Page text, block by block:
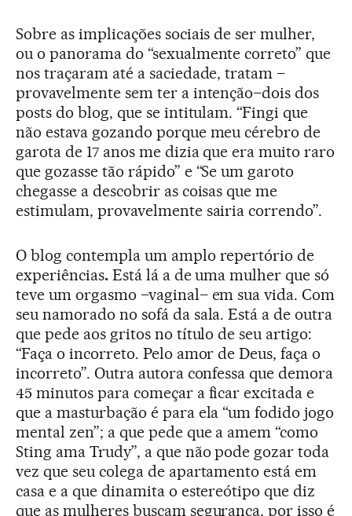
Sobre as implicações sociais de ser mulher,
ou o panorama do “sexualmente correto” que
nos traçaram até a saciedade, tratam –
provavelmente sem ter a intenção–dois dos
posts do blog, que se intitulam. “Fingi que
não estava gozando porque meu cérebro de
garota de 17 anos me dizia que era muito raro
que gozasse tão rápido” e “Se um garoto
chegasse a descobrir as coisas que me
estimulam, provavelmente sairia correndo”.
O blog contempla um amplo repertório de
experiências.Está lá a de uma mulher que só
teve um orgasmo –vaginal– em sua vida. Com
seu namorado no sofá da sala. Está a de outra
que pede aos gritos no título de seu artigo:
“Faça o incorreto. Pelo amor de Deus, faça o
incorreto”. Outra autora confessa que demora
45 minutos para começar a ficar excitada e
que a masturbação é para ela “um fodido jogo
mental zen”; a que pede que a amem “como
Sting ama Trudy”, a que não pode gozar toda
vez que seu colega de apartamento está em
casa e a que dinamita o estereótipo que diz
que as mulheres buscam segurança, por isso é